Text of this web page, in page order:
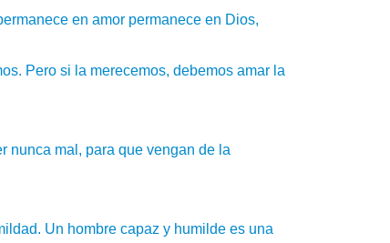
en amor permanece en Dios,
Pero si la merecemos, debemos amar la
nunca mal, para que vengan de la
Un hombre capaz y humilde es una